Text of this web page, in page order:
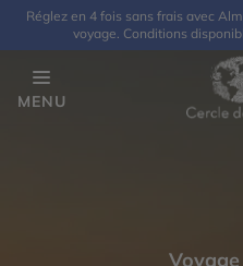
Réglez en 4 fois sans frais avec
voyage. Conditions
MENU